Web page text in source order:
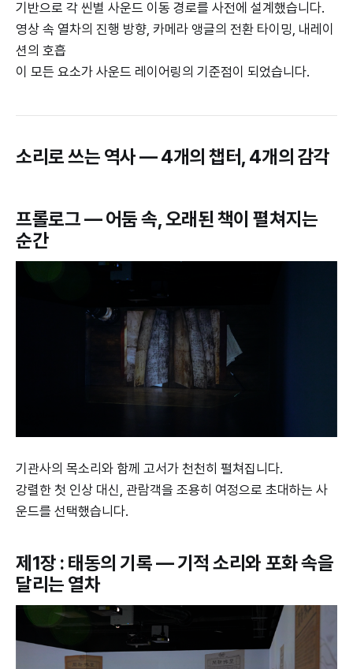
기반으로 각 씬별 사운드 이동 경로를 사전에 설계했습니다.
영상 속 열차의 진행 방향, 카메라 앵글의 전환 타이밍, 내레이
션의 호흡
이 모든 요소가 사운드 레이어링의 기준점이 되었습니다.
소리로 쓰는 역사 — 4개의 챕터, 4개의 감각
프롤로그 — 어둠 속, 오래된 책이 펼쳐지는
순간
기관사의 목소리와 함께 고서가 천천히 펼쳐집니다.
강렬한 첫 인상 대신, 관람객을 조용히 여정으로 초대하는 사
운드를 선택했습니다.
제1장 : 태동의 기록 — 기적 소리와 포화 속을
달리는 열차